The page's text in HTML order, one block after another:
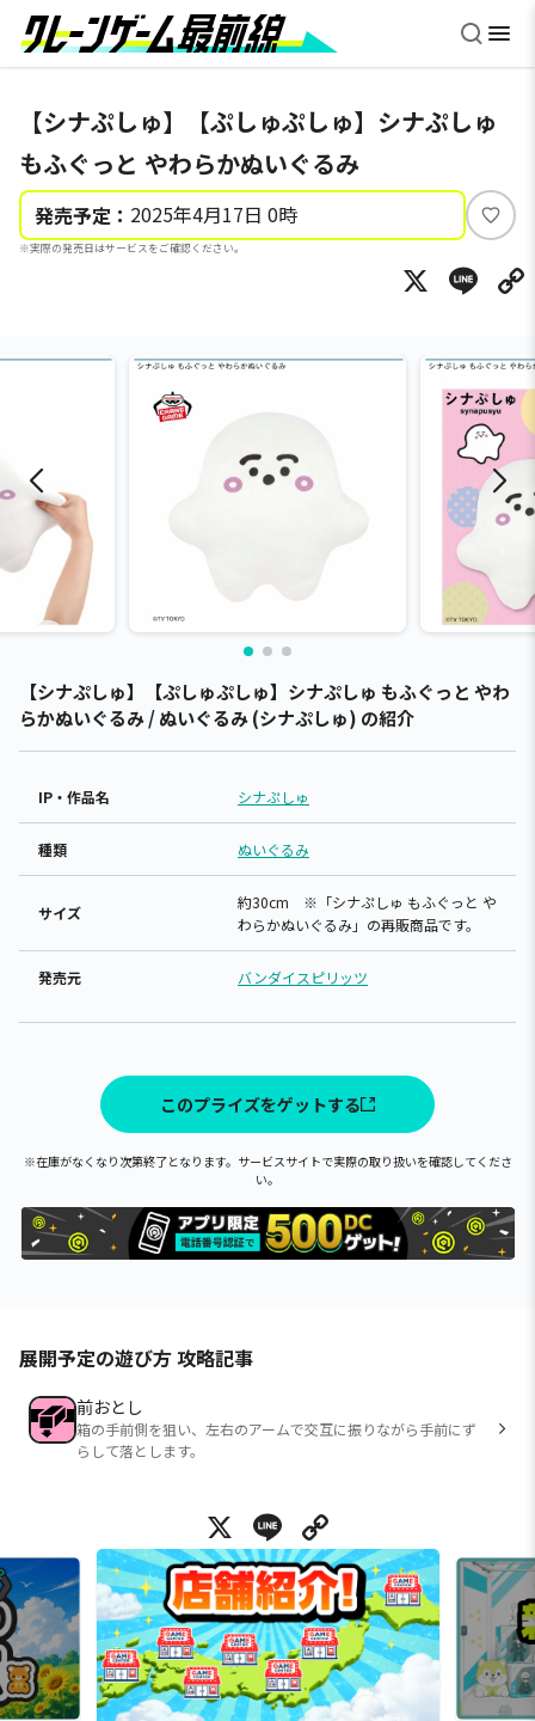
【シナぷしゅ】【ぷしゅぷしゅ】シナぷしゅ
もふぐっと やわらかぬいぐるみ
発売予定： 2025年4月17日 0時
※実際の発売日はサービスをご確認ください。
い
ね
X
【シナぷしゅ】【ぷしゅぷしゅ】シナぷしゅ もふぐっと やわ
らかぬいぐるみ / ぬいぐるみ (シナぷしゅ) の紹介
IP・作品名 シナぷしゅ
種類 ぬいぐるみ
サイズ
約30cm ※「シナぷしゅ もふぐっと や
わらかぬいぐるみ」の再販商品です。
発売元 バンダイスピリッツ
このプライズをゲットする
※在庫がなくなり次第終了となります。サービスサイトで実際の取り扱いを確認してくださ
い。
展開予定の遊び方 攻略記事
前おとし
箱の手前側を狙い、左右のアームで交互に振りながら手前にず
らして落とします。
X Line